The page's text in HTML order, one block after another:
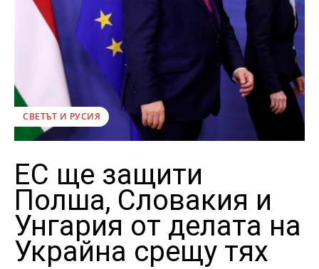
СВЕТЪТ И РУСИЯ
ЕС ще защити
Полша, Словакия и
Унгария от делата на
Украйна срещу тях